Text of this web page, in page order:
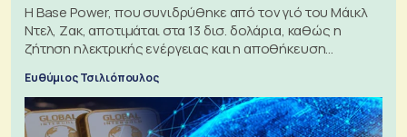
Η Base Power, που συνιδρύθηκε από τον γιό του Μάικλ
Ντελ, Ζακ, αποτιμάται στα 13 δισ. δολάρια, καθώς η
ζήτηση ηλεκτρικής ενέργειας και η αποθήκευση
Ευθύμιος Τσιλιόπουλος